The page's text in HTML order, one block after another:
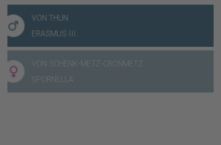
VON THUN
ERASMUS III.
VON SCHENK-METZ-CRONMETZ
SPORNELLA
VON THUN
ERASMUS III.
VON SCHENK-METZ-CRONMETZ
SPORNELLA